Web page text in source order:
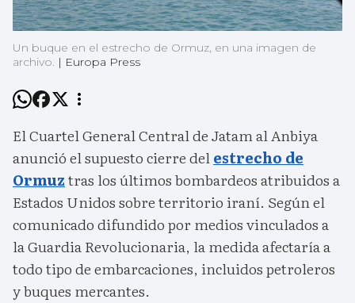
Un buque en el estrecho de Ormuz, en una imagen de
archivo. | Europa Press
El Cuartel General Central de Jatam al Anbiya
anunció el supuesto cierre delestrecho de
Ormuztras los últimos bombardeos atribuidos a
Estados Unidos sobre territorio iraní. Según el
comunicado difundido por medios vinculados a
la Guardia Revolucionaria, la medida afectaría a
todo tipo de embarcaciones, incluidos petroleros
y buques mercantes.